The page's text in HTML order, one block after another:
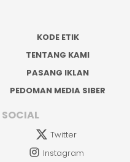
KODE ETIK
TENTANG KAMI
PASANG IKLAN
PEDOMAN MEDIA SIBER
Twitter
Instagram